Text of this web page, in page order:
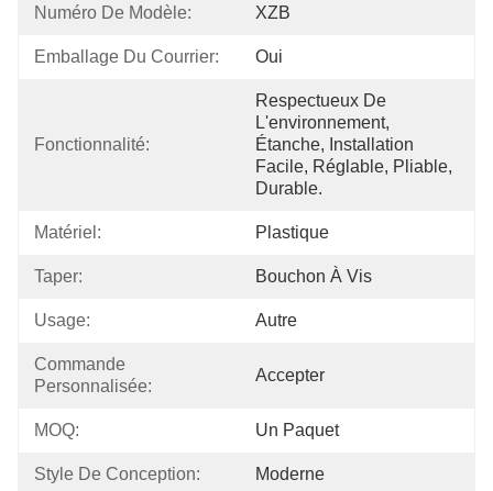
Numéro De Modèle: XZB
Emballage Du Courrier: Oui
Fonctionnalité:
Respectueux De
L'environnement,
Étanche, Installation
Facile, Réglable, Pliable,
Durable.
Matériel: Plastique
Taper: Bouchon À Vis
Usage: Autre
Commande
Personnalisée:
Accepter
MOQ: Un Paquet
Style De Conception: Moderne